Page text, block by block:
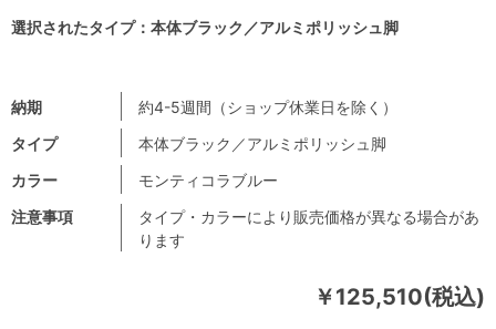
￥125,510(税込)
注意事項
タイプ・カラーにより販売価格が異なる場合があ
ります
納期
約4-5週間（ショップ休業日を除く）
タイプ
本体ブラック／アルミポリッシュ脚
カラー
モンティコラブルー
選択されたタイプ：本体ブラック／アルミポリッシュ脚